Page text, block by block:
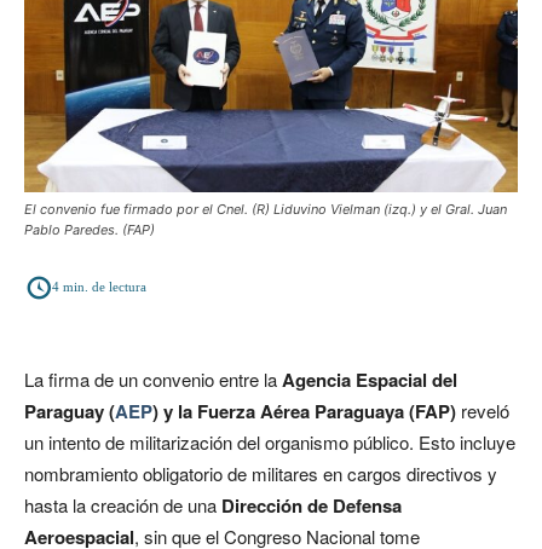
El convenio fue firmado por el Cnel. (R) Liduvino Vielman (izq.) y el Gral. Juan
Pablo Paredes. (FAP)
4 min. de lectura
La firma de un convenio entre laAgencia Espacial del
Paraguay (AEP) y la Fuerza Aérea Paraguaya (FAP) reveló
un intento de militarización del organismo público. Esto incluye
nombramiento obligatorio de militares en cargos directivos y
hasta la creación de una Dirección de Defensa
Aeroespacial, sin que el Congreso Nacional tome